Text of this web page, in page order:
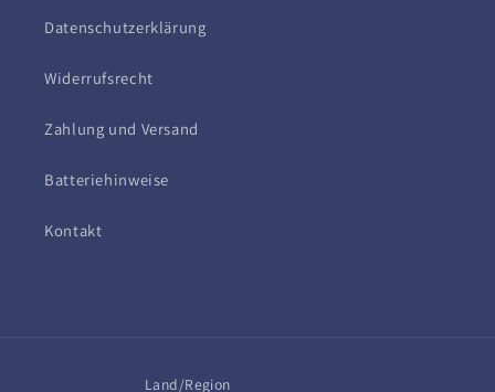
Datenschutzerklärung
Widerrufsrecht
Zahlung und Versand
Batteriehinweise
Kontakt
Land/Region